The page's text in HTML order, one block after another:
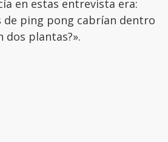
en estas entrevista era:
de ping pong cabrían dentro
dos plantas?».